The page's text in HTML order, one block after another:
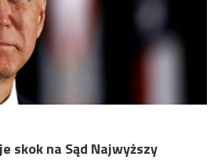
skok na Sąd Najwyższy